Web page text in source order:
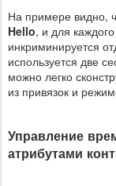
На примере видно,
Hello, и для
инкриминируется
используется две
можно легко
из привязок и
Управление
атрибутами